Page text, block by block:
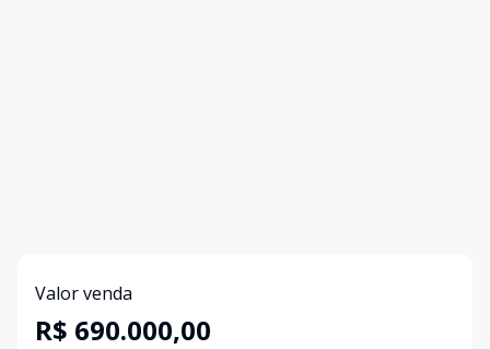
Valor venda
R$ 690.000,00